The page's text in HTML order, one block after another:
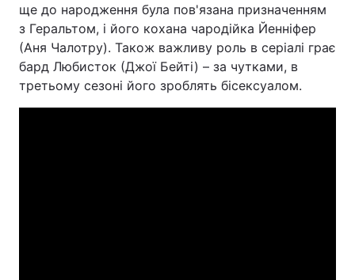
ще до народження була пов'язана призначенням
з Геральтом, і його кохана чародійка Йенніфер
(Аня Чалотру). Також важливу роль в серіалі грає
бард Любисток (Джої Бейті) – за чутками, в
третьому сезоні його зроблять бісексуалом.